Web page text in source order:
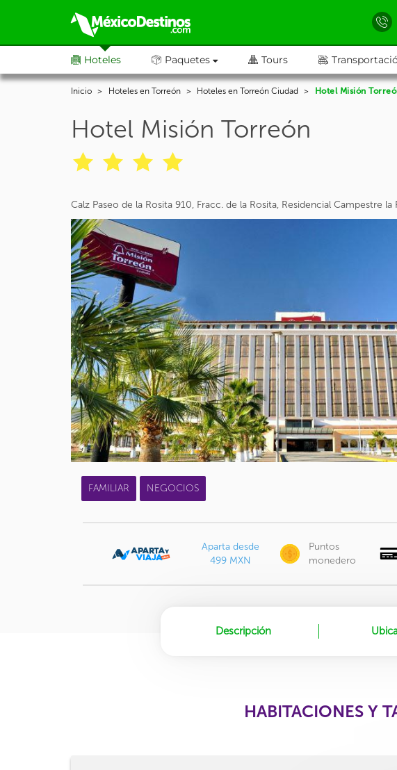
Hoteles Paquetes Tours
Inicio Hoteles en Torreón Hoteles en Torreón Ciudad Hotel Misión
Hotel Misión Torreón
Calz Paseo de la Rosita 910, Fracc. de la Rosita, Residencial Campestre
FAMILIAR NEGOCIOS
Aparta desde
499 MXN
Puntos
monedero
Descripción
HABITACIONES Y